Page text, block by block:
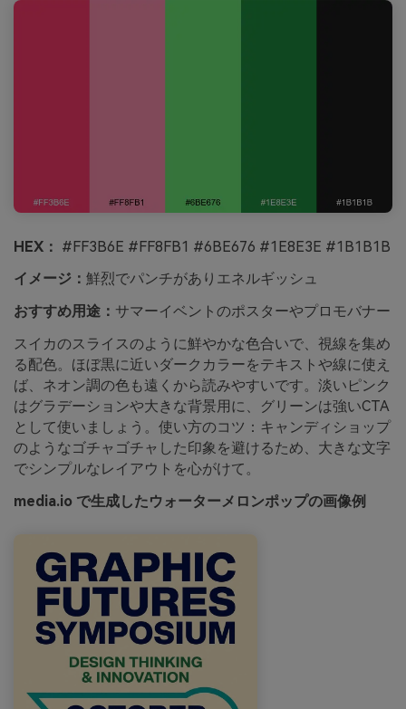
HEX： #FF3B6E #FF8FB1 #6BE676 #1E8E3E #1B1B1B
イメージ： 鮮烈でパンチがありエネルギッシュ
おすすめ用途： サマーイベントのポスターやプロモバナー
スイカのスライスのように鮮やかな色合いで、視線を集め
る配色。ほぼ黒に近いダークカラーをテキストや線に使え
ば、ネオン調の色も遠くから読みやすいです。淡いピンク
はグラデーションや大きな背景用に、グリーンは強いCTA
として使いましょう。使い方のコツ：キャンディショップ
のようなゴチャゴチャした印象を避けるため、大きな文字
でシンプルなレイアウトを心がけて。
media.io で生成したウォーターメロンポップの画像例